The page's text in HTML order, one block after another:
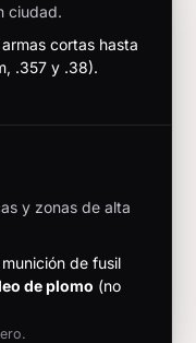
ciudad.
cortas hasta
.357 y .38).
y zonas de alta
de fusil
de plomo (no